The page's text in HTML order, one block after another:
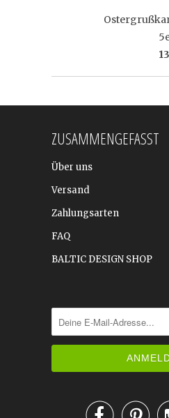
ZUSAMMENGEFASST
Über uns
Versand
Zahlungsarten
FAQ
BALTIC DESIGN SHOP